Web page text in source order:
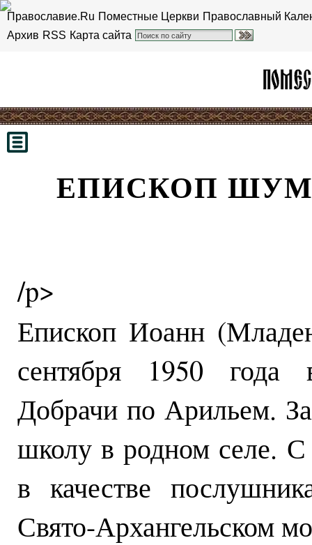
Православие.Ru Поместные Церкви Православный
Архив RSS Карта сайта
ЕПИСКОП
/p>
Епископ Иоанн
сентября 1950 года
Добрачи по Арильем.
школу в родном селе. С
в качестве
Свято-Архангельском